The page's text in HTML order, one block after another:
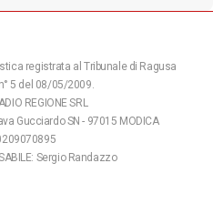
registrata al Tribunale di Ragusa
5 del 08/05/2009.
REGIONE SRL
Gucciardo SN - 97015 MODICA
Sergio Randazzo